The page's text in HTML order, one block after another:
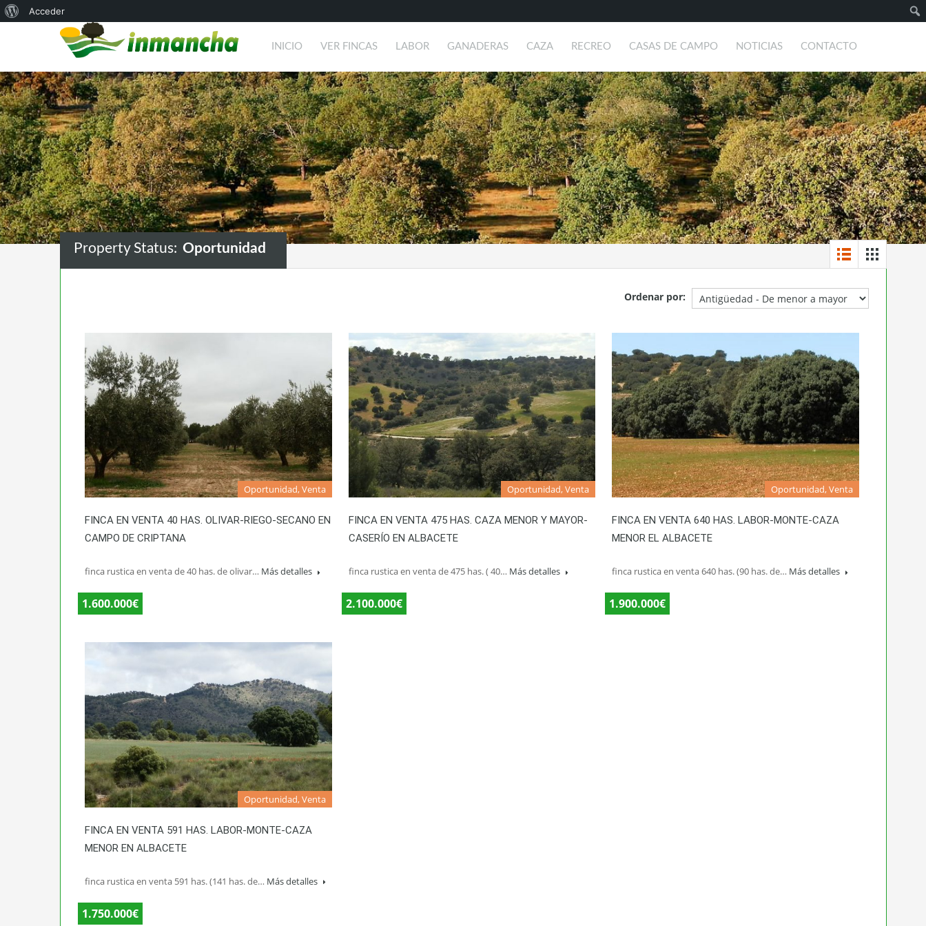
Acerca
Acceder
INICIO VER FINCAS LABOR GANADERAS CAZA RECREO CASAS DE CAMPO NOTICIAS CONTACTO
Property Status: Oportunidad
Ordenar por:
Oportunidad, Venta
FINCA EN VENTA 40 HAS. OLIVAR-RIEGO-SECANO EN
CAMPO DE CRIPTANA
finca rustica en venta de 40 has. de olivar… Más detalles
1.600.000€
Oportunidad, Venta
FINCA EN VENTA 475 HAS. CAZA MENOR Y MAYOR-
CASERÍO EN ALBACETE
finca rustica en venta de 475 has. ( 40… Más detalles
2.100.000€
Oportunidad, Venta
FINCA EN VENTA 640 HAS. LABOR-MONTE-CAZA
MENOR EL ALBACETE
finca rustica en venta 640 has. (90 has. de… Más detalles
1.900.000€
Oportunidad, Venta
FINCA EN VENTA 591 HAS. LABOR-MONTE-CAZA
MENOR EN ALBACETE
finca rustica en venta 591 has. (141 has. de… Más detalles
1.750.000€